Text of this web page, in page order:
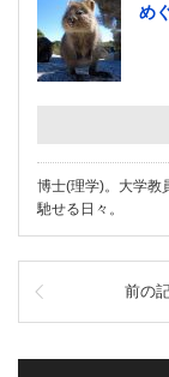
め
博士(理学)。大学教
馳せる日々。
前の